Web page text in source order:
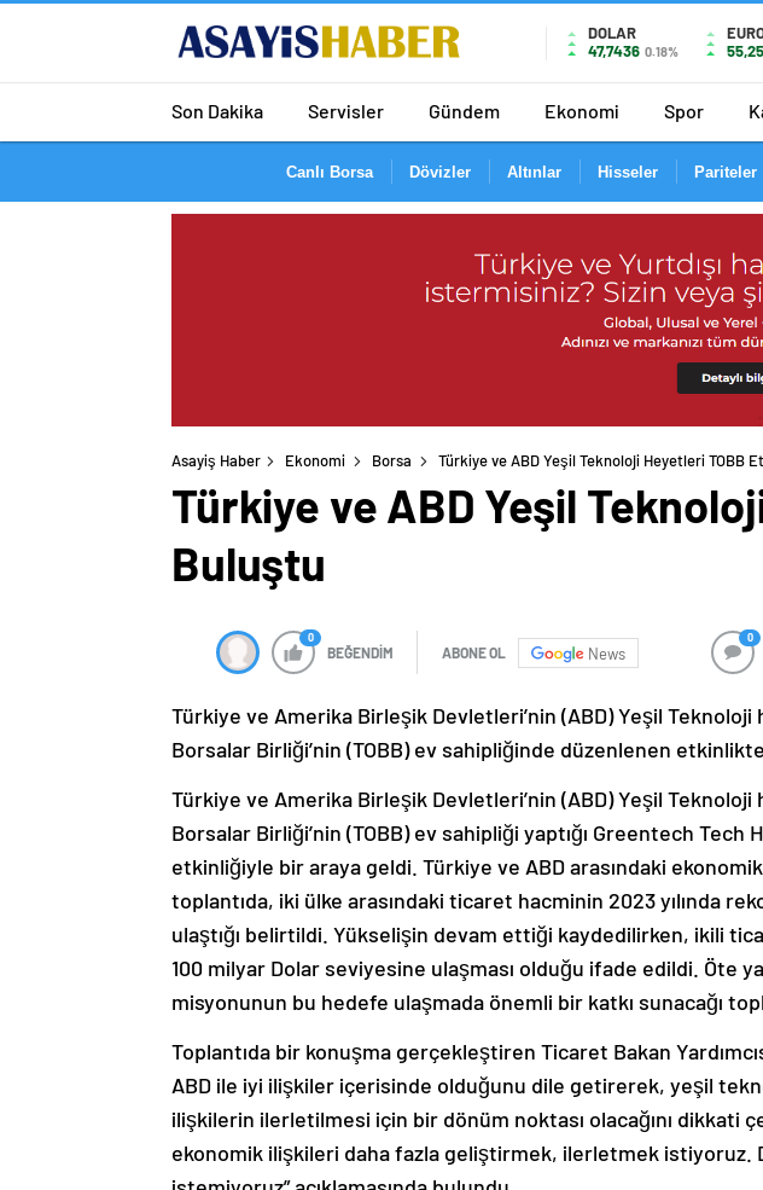
DOLAR
47,7436 0.18%
Son Dakika Servisler Gündem Ekonomi Spor
Canlı Borsa Dövizler Altınlar Hisseler Pariteler
Asayiş Haber Ekonomi Borsa Türkiye ve ABD Yeşil Teknoloji Heyetleri TOBB
Türkiye ve ABD Yeşil
Buluştu
0
BEĞENDİM ABONE OL News
0
Türkiye ve Amerika Birleşik Devletleri’nin (ABD) Yeşil
Borsalar Birliği’nin (TOBB) ev sahipliğinde düzenlenen
Türkiye ve Amerika Birleşik Devletleri’nin (ABD) Yeşil
Borsalar Birliği’nin (TOBB) ev sahipliği yaptığı Greentech Tech
etkinliğiyle bir araya geldi. Türkiye ve ABD arasındaki
toplantıda, iki ülke arasındaki ticaret hacminin 2023 yılında
ulaştığı belirtildi. Yükselişin devam ettiği kaydedilirken, ikili
100 milyar Dolar seviyesine ulaşması olduğu ifade edildi. Öte
misyonunun bu hedefe ulaşmada önemli bir katkı sunacağı
Toplantıda bir konuşma gerçekleştiren Ticaret Bakan
ABD ile iyi ilişkiler içerisinde olduğunu dile getirerek, yeşil
ilişkilerin ilerletilmesi için bir dönüm noktası olacağını dikkati
ekonomik ilişkileri daha fazla geliştirmek, ilerletmek istiyoruz.